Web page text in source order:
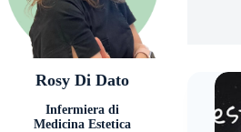
Rosy Di Dato
Infermiera di
Medicina Estetica